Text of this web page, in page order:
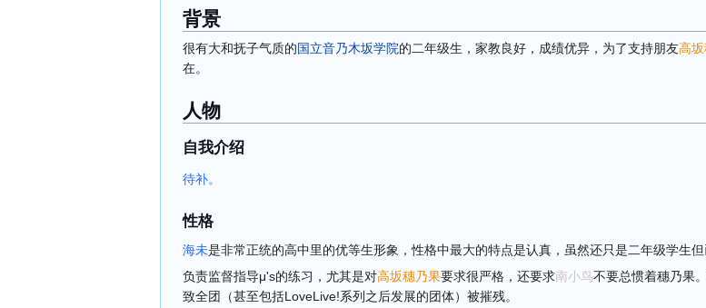
背景
很有大和抚子气质的国立音乃木坂学院的二年级生，家教良好，成绩优异，为了支持朋友高
在。
人物
自我介绍
待补。
性格
海未是非常正统的高中里的优等生形象，性格中最大的特点是认真，虽然还只是二年级学生
负责监督指导μ's的练习，尤其是对高坂穗乃果要求很严格，还要求南小鸟不要总惯着穗乃果
致全团（甚至包括LoveLive!系列之后发展的团体）被摧残。